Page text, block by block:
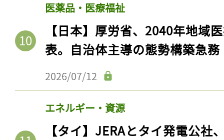
医薬品・医療福祉
【日本】厚労省、2040年地域
表。自治体主導の態勢構築急務
2026/07/12
エネルギー・資源
【タイ】JERAとタイ発電公社